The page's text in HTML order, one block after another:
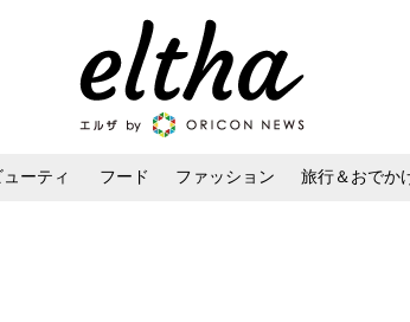
ューティ フード ファッション 旅行＆おでか